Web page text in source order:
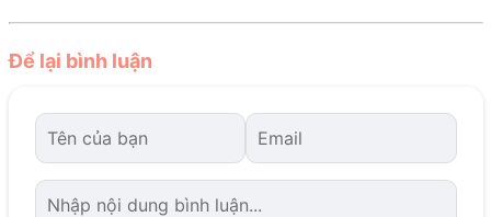
Để lại bình luận